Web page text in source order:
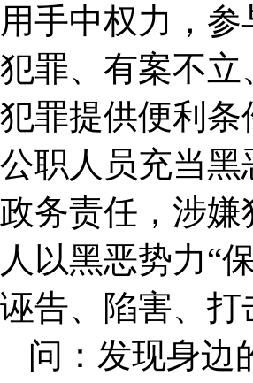
用手中权力，
犯罪、有案不
犯罪提供便利
公职人员充当黑
政务责任，涉
人以黑恶势力“
诬告、陷害、
问：发现身边